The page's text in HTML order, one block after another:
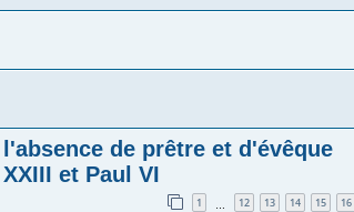
de prêtre et d'évêque
et Paul VI
1 12 13 14 15 16